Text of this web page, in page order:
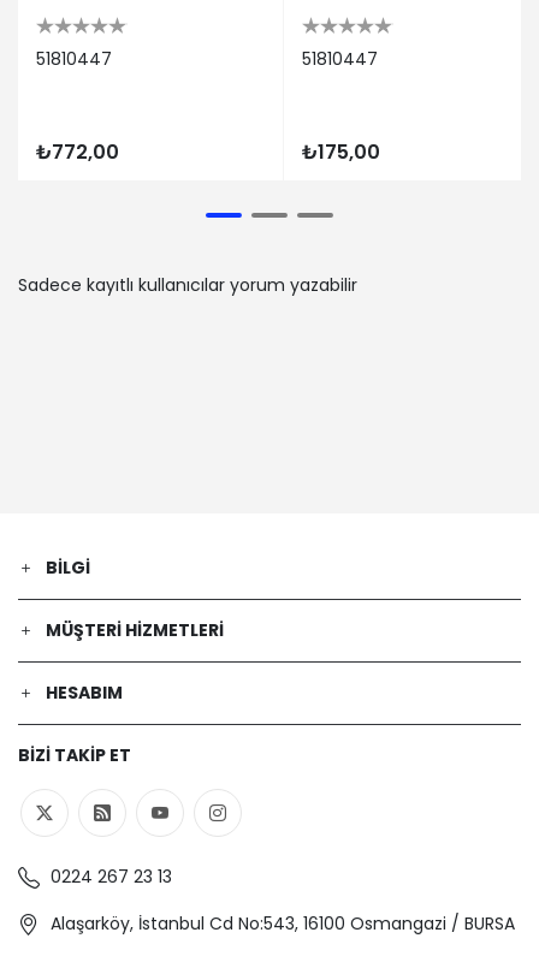
FIAT | DOBLO Minibüs/Otobüs (263_)
| 1.6 D Multijet (263AXP1B, 263AXW1B)
(Dizel) - 70 Kw 95 Ps | 2015-03-01 /
(Benzin) - 70 Kw 95 Ps | 2010-02-01 /
(225_) | 1.4 (225AXA1A, 225BXA1A)
FIAT | DOBLO Minibüs/Otobüs (263_)
FIAT | DOBLO Cargo (263_) | 1.4
(Benzin) - 88 Kw 120 Ps | 2011-10-01 /
FIAT | DOBLO Cargo (263_) | 1.6 D
Multijet (263ZXR1B) (Dizel) - 70 Kw 95
Ps | 2015-03-01 / 2023-12-01
263WYB1A, 263ZYB1A) (Dizel) - 70 Kw
51810447
₺772,00
51810447
₺175,00
Sadece kayıtlı kullanıcılar yorum yazabilir
BILGI
MÜŞTERI HIZMETLERI
HESABIM
BIZI TAKIP ET
0224 267 23 13
Alaşarköy, İstanbul Cd No:543, 16100 Osmangazi / BURSA